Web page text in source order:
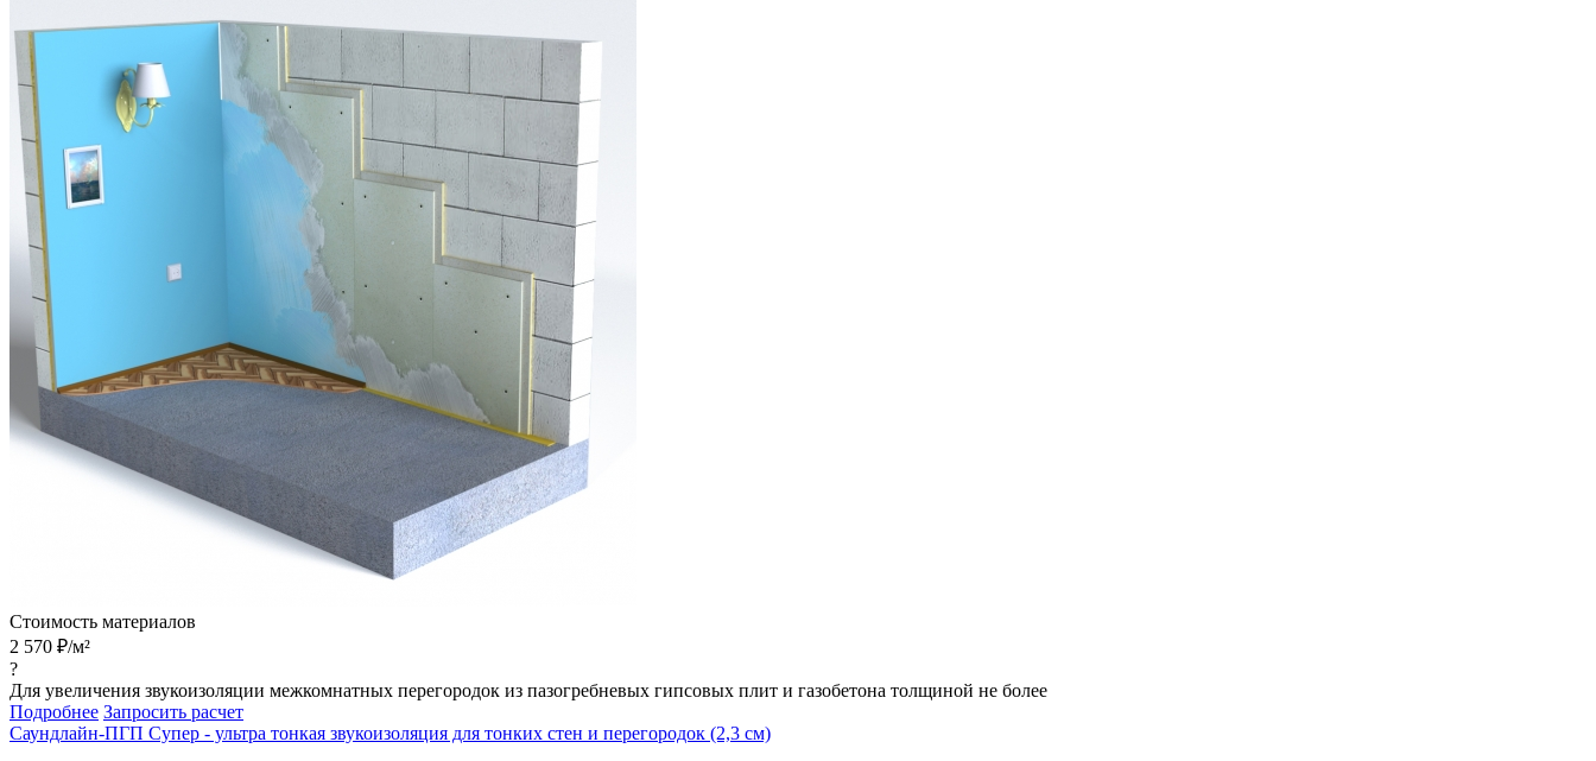
Стоимость материалов
2 570 ₽/м²
?
Для увеличения звукоизоляции межкомнатных перегородок из пазогребневых гипсовых плит и газобетона толщиной не более
Подробнее Запросить расчет
Саундлайн-ПГП Супер - ультра тонкая звукоизоляция для тонких стен и перегородок (2,3 см)